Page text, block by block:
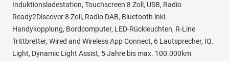
Induktionsladestation, Touchscreen 8 Zoll, USB, Radio
Ready2Discover 8 Zoll, Radio DAB, Bluetooth inkl.
Handykopplung, Bordcomputer, LED-Rückleuchten, R-Line
Trittbretter, Wired and Wireless App Connect, 6 Lautsprecher, IQ.
Light, Dynamic Light Assist, 5 Jahre bis max. 100.000km